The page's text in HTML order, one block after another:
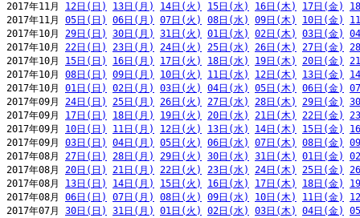
2017年11月 12日(日) 13日(月) 14日(火) 15日(水) 16日(木) 17日(金)
2017年11月 05日(日) 06日(月) 07日(火) 08日(水) 09日(木) 10日(金)
2017年10月 29日(日) 30日(月) 31日(火) 01日(水) 02日(木) 03日(金)
2017年10月 22日(日) 23日(月) 24日(火) 25日(水) 26日(木) 27日(金)
2017年10月 15日(日) 16日(月) 17日(火) 18日(水) 19日(木) 20日(金)
2017年10月 08日(日) 09日(月) 10日(火) 11日(水) 12日(木) 13日(金)
2017年10月 01日(日) 02日(月) 03日(火) 04日(水) 05日(木) 06日(金)
2017年09月 24日(日) 25日(月) 26日(火) 27日(水) 28日(木) 29日(金)
2017年09月 17日(日) 18日(月) 19日(火) 20日(水) 21日(木) 22日(金)
2017年09月 10日(日) 11日(月) 12日(火) 13日(水) 14日(木) 15日(金)
2017年09月 03日(日) 04日(月) 05日(火) 06日(水) 07日(木) 08日(金)
2017年08月 27日(日) 28日(月) 29日(火) 30日(水) 31日(木) 01日(金)
2017年08月 20日(日) 21日(月) 22日(火) 23日(水) 24日(木) 25日(金)
2017年08月 13日(日) 14日(月) 15日(火) 16日(水) 17日(木) 18日(金)
2017年08月 06日(日) 07日(月) 08日(火) 09日(水) 10日(木) 11日(金)
2017年07月 30日(日) 31日(月) 01日(火) 02日(水) 03日(木) 04日(金)